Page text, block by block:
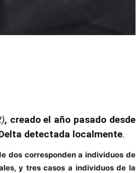
, creado el año pasado desde
detectada localmente.
dos corresponden a individuos de
y tres casos a individuos de la